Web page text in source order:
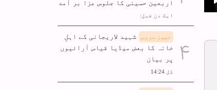
اربعین حسینی کا جلوس عزا بر آمد
ایک دن قبل:
نیوز سروس
شہید لاریجانی کے اہلِ
خانہ کا بعض میڈیا قیاس آرائیوں
پر بیان
کل 14:24